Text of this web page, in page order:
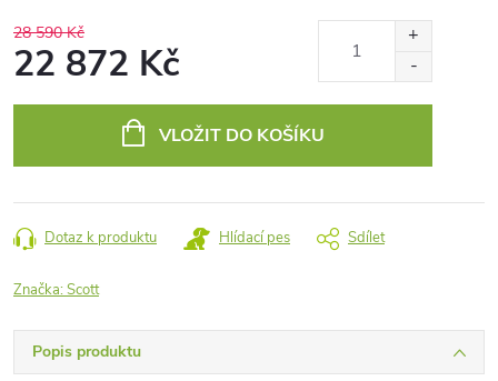
28 590 Kč
22 872 Kč
VLOŽIT DO KOŠÍKU
Dotaz k produktu Hlídací pes Sdílet
Značka:Scott
Popis produktu